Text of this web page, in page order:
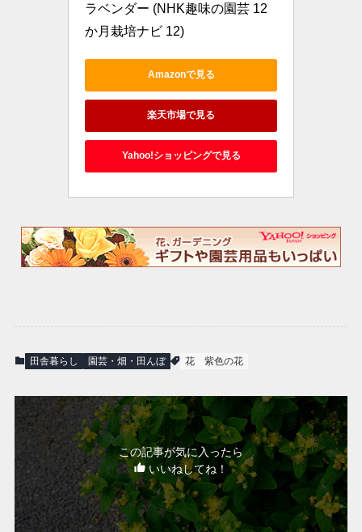
ラベンダー (NHK趣味の園芸 12
か月栽培ナビ 12)
Amazonで見る
楽天市場で見る
Yahoo!ショッピングで見る
田舎暮らし 園芸・畑・田んぼ 花 紫色の花
この記事が気に入ったら
いいねしてね！